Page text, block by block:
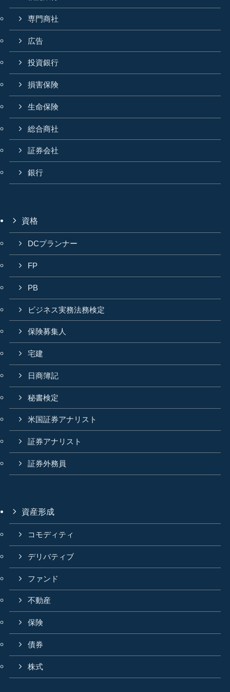
専門商社
広告
投資銀行
損害保険
生命保険
総合商社
証券会社
銀行
資格
DCプランナー
FP
PB
ビジネス実務法務検定
保険募集人
宅建
日商簿記
秘書検定
米国証券アナリスト
証券アナリスト
証券外務員
資産形成
コモディティ
デリバティブ
ファンド
不動産
保険
債券
株式